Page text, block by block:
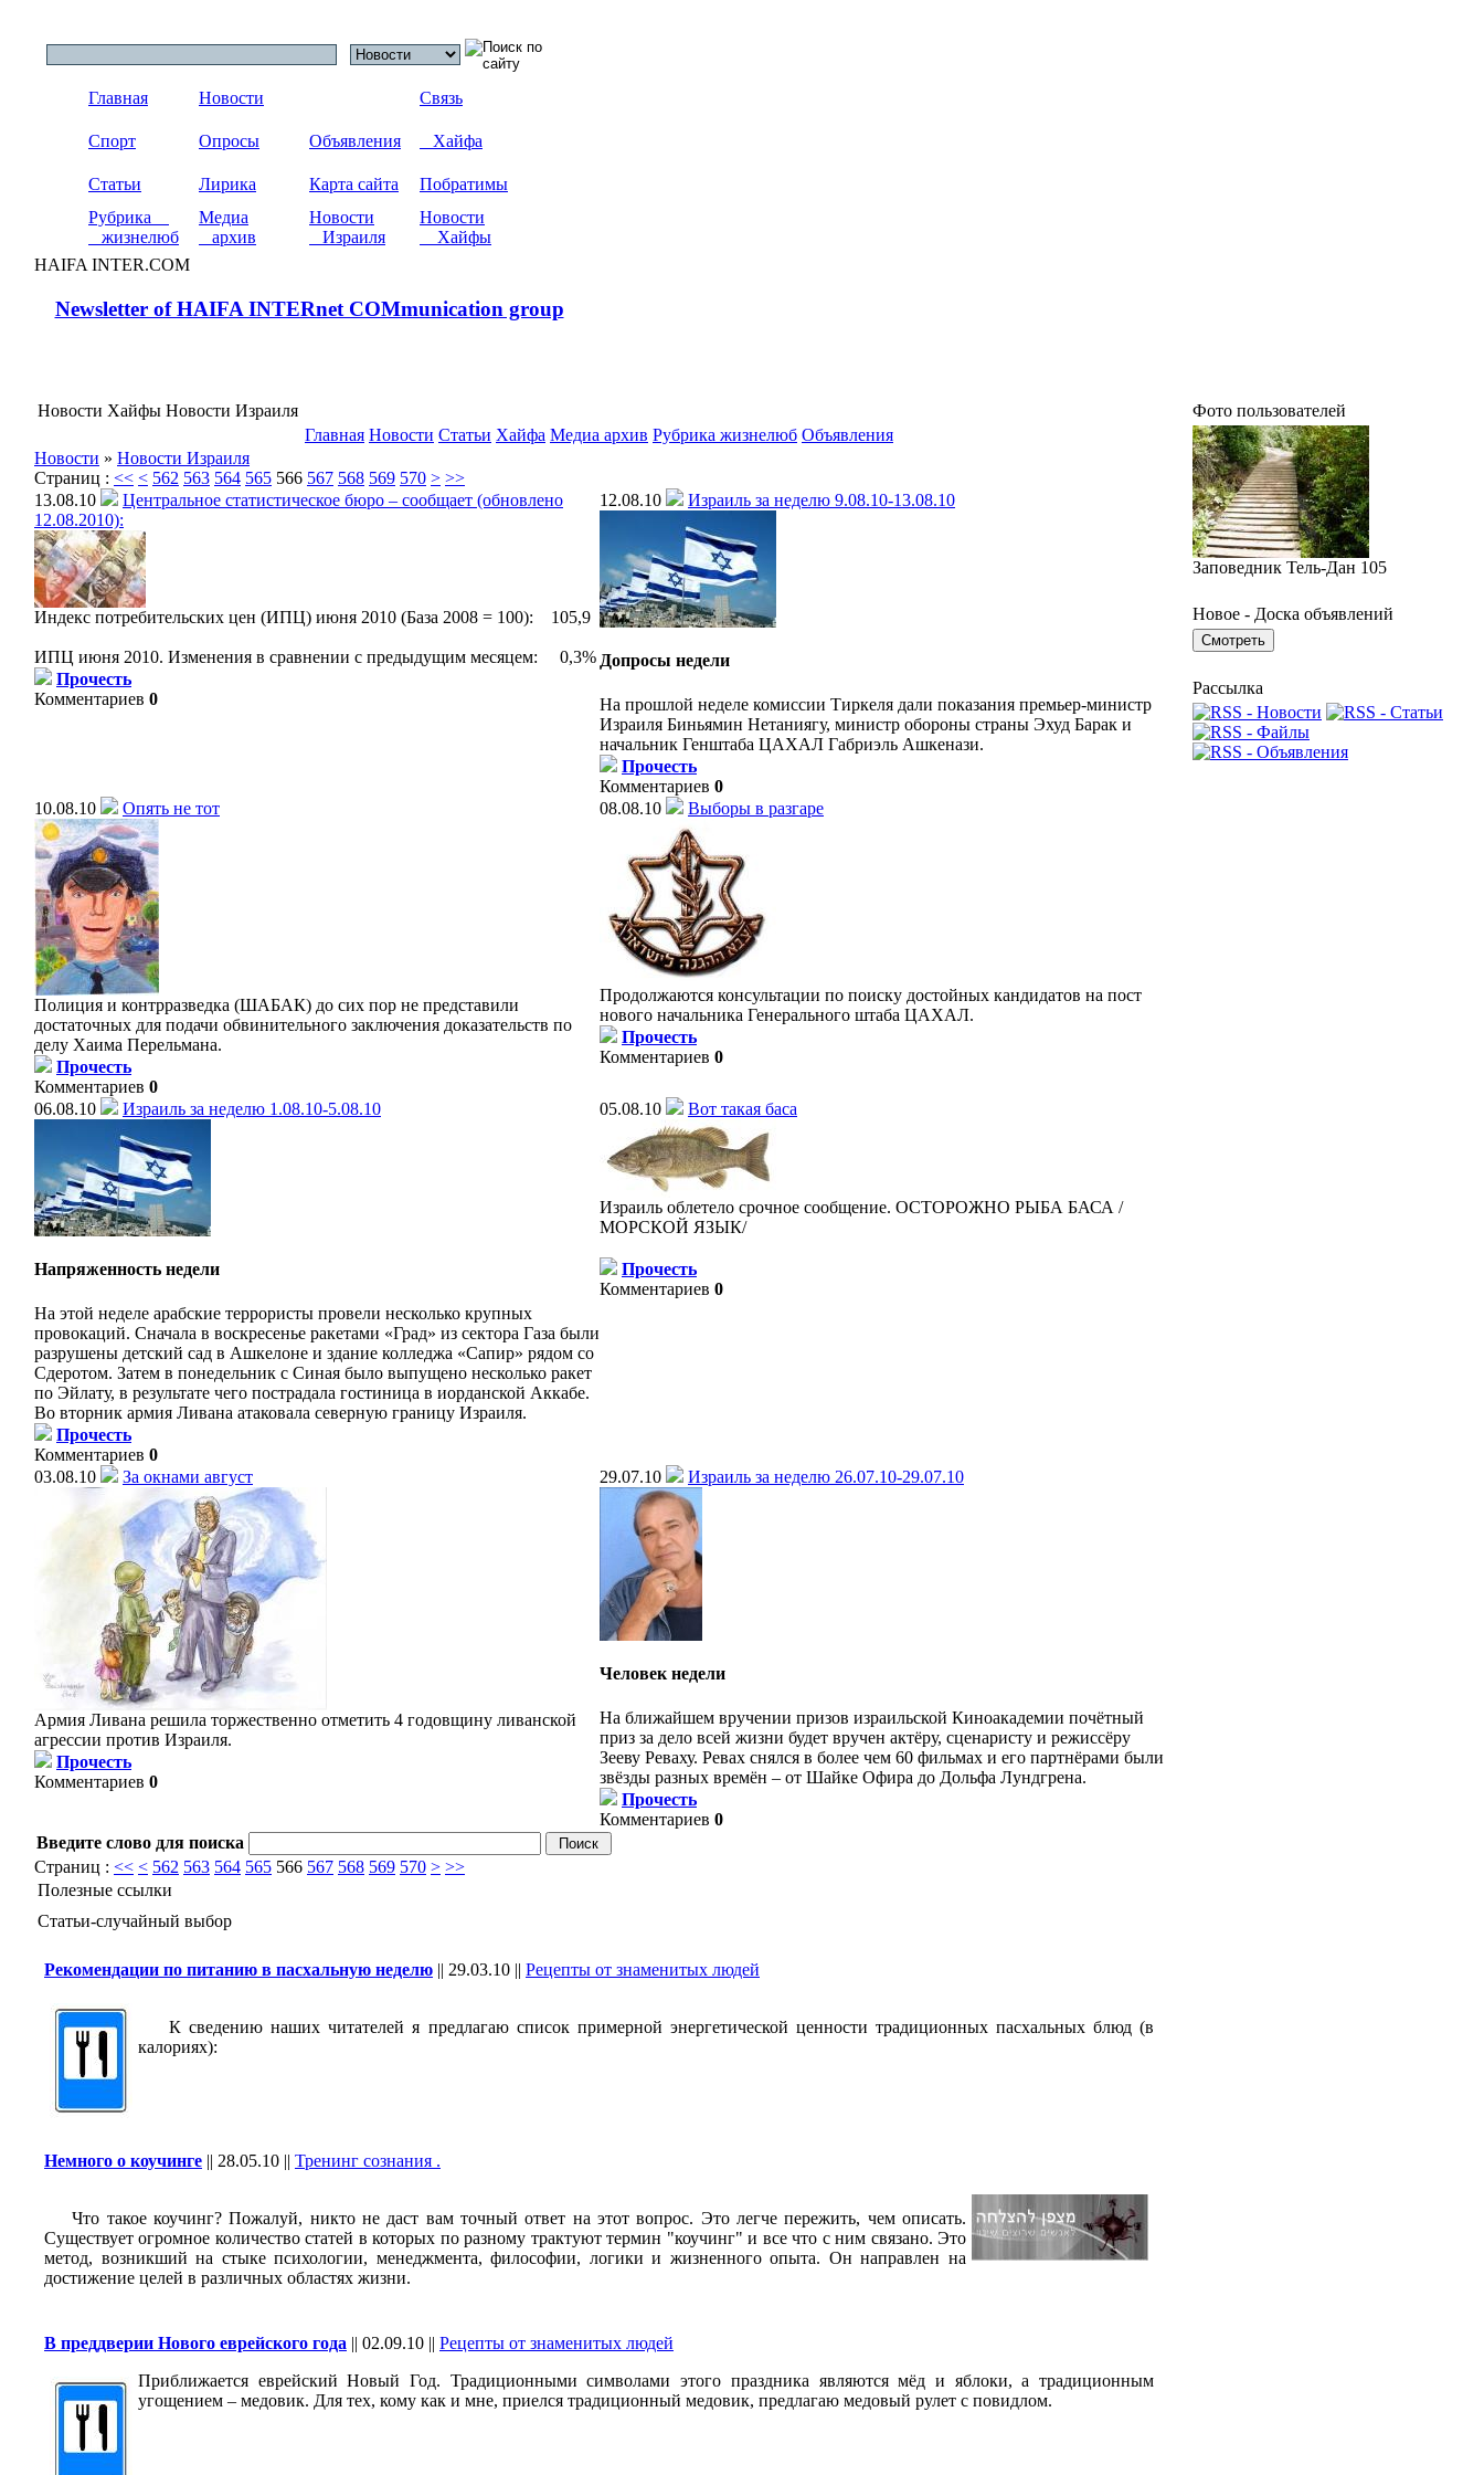
Главная Новости Связь
Спорт Опросы Объявления Хайфа
Статьи Лирика Карта сайта
Побратимы
Рубрика
жизнелюб
Медиа
архив
Новости
Израиля
Новости
Хайфы
HAIFA INTER.COM
Newsletter of HAIFA INTERnet COMmunication group
Новости Хайфы Новости Израиля
Главная Новости Статьи Хайфа Медиа архив Рубрика жизнелюб Объявления
Новости » Новости Израиля
Страниц : << < 562 563 564 565 566 567 568 569 570 > >>
13.08.10
Центральное статистическое бюро – сообщает (обновлено
12.08.2010):
Индекс потребительских цен (ИПЦ) июня 2010 (База 2008 = 100): 105,9
ИПЦ июня 2010. Изменения в сравнении с предыдущим месяцем: 0,3%
Прочесть
Комментариев 0
12.08.10 Израиль за неделю 9.08.10-13.08.10
Допросы недели
На прошлой неделе комиссии Тиркеля дали показания премьер-министр
Израиля Биньямин Нетаниягу, министр обороны страны Эхуд Барак и
начальник Генштаба ЦАХАЛ Габриэль Ашкенази.
Прочесть
Комментариев 0
10.08.10
Опять не тот
Полиция и контрразведка (ШАБАК) до сих пор не представили
достаточных для подачи обвинительного заключения доказательств по
делу Хаима Перельмана.
Прочесть
Комментариев 0
08.08.10 Выборы в разгаре
Продолжаются консультации по поиску достойных кандидатов на пост
нового начальника Генерального штаба ЦАХАЛ.
Прочесть
Комментариев 0
06.08.10 Израиль за неделю 1.08.10-5.08.10
Напряженность недели
На этой неделе арабские террористы провели несколько крупных
провокаций. Сначала в воскресенье ракетами «Град» из сектора Газа были
разрушены детский сад в Ашкелоне и здание колледжа «Сапир» рядом со
Сдеротом. Затем в понедельник с Синая было выпущено несколько ракет
по Эйлату, в результате чего пострадала гостиница в иорданской Аккабе.
Во вторник армия Ливана атаковала северную границу Израиля.
Прочесть
Комментариев 0
05.08.10 Вот такая баса
Израиль облетело срочное сообщение. ОСТОРОЖНО РЫБА БАСА /
МОРСКОЙ ЯЗЫК/
Прочесть
Комментариев 0
03.08.10 За окнами август
Армия Ливана решила торжественно отметить 4 годовщину ливанской
агрессии против Израиля.
Прочесть
Комментариев 0
29.07.10 Израиль за неделю 26.07.10-29.07.10
Человек недели
На ближайшем вручении призов израильской Киноакадемии почётный
приз за дело всей жизни будет вручен актёру, сценаристу и режиссёру
Зееву Реваху. Ревах снялся в более чем 60 фильмах и его партнёрами были
звёзды разных времён – от Шайке Офира до Дольфа Лундгрена.
Прочесть
Комментариев 0
Введите слово для поиска
Страниц : << < 562 563 564 565 566 567 568 569 570 > >>
Полезные ссылки
Статьи-случайный выбор
Рекомендации по питанию в пасхальную неделю || 29.03.10 || Рецепты от знаменитых людей
К сведению наших читателей я предлагаю список примерной энергетической ценности традиционных пасхальных блюд (в
калориях):
Немного о коучинге || 28.05.10 || Тренинг сознания .
Что такое коучинг? Пожалуй, никто не даст вам точный ответ на этот вопрос. Это легче пережить, чем описать.
Существует огромное количество статей в которых по разному трактуют термин "коучинг" и все что с ним связано. Это
метод, возникший на стыке психологии, менеджмента, философии, логики и жизненного опыта. Он направлен на
достижение целей в различных областях жизни.
В преддверии Нового еврейского года || 02.09.10 || Рецепты от знаменитых людей
Приближается еврейский Новый Год. Традиционными символами этого праздника являются мёд и яблоки, а традиционным
угощением – медовик. Для тех, кому как и мне, приелся традиционный медовик, предлагаю медовый рулет с повидлом.
Фото пользователей
Заповедник Тель-Дан 105
Новое - Доска объявлений
Рассылка